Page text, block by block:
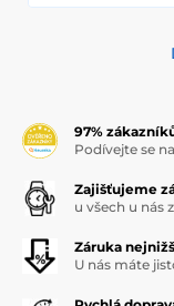
97%
Podívejte se
Zajišťujeme
u všech u nás
Záruka
U nás máte